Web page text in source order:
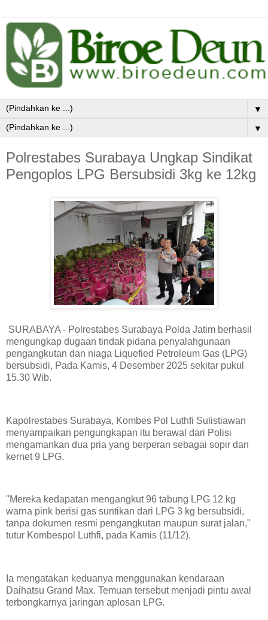
▼
▼
Polrestabes Surabaya Ungkap Sindikat
Pengoplos LPG Bersubsidi 3kg ke 12kg
SURABAYA - Polrestabes Surabaya Polda Jatim berhasil
mengungkap dugaan tindak pidana penyalahgunaan
pengangkutan dan niaga Liquefied Petroleum Gas (LPG)
bersubsidi, Pada Kamis, 4 Desember 2025 sekitar pukul
15.30 Wib.
Kapolrestabes Surabaya, Kombes Pol Luthfi Sulistiawan
menyampaikan pengungkapan itu berawal dari Polisi
mengamankan dua pria yang berperan sebagai sopir dan
kernet 9 LPG.
"Mereka kedapatan mengangkut 96 tabung LPG 12 kg
warna pink berisi gas suntikan dari LPG 3 kg bersubsidi,
tanpa dokumen resmi pengangkutan maupun surat jalan,"
tutur Kombespol Luthfi, pada Kamis (11/12).
Ia mengatakan keduanya menggunakan kendaraan
Daihatsu Grand Max. Temuan tersebut menjadi pintu awal
terbongkarnya jaringan aplosan LPG.